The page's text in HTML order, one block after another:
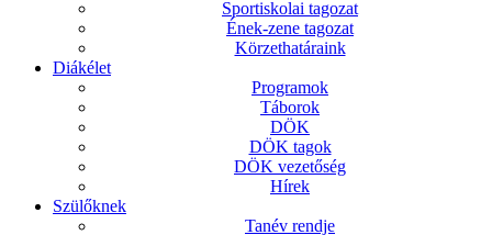
Sportiskolai tagozat
Ének-zene tagozat
Körzethatáraink
Diákélet
Programok
Táborok
DÖK
DÖK tagok
DÖK vezetőség
Hírek
Szülőknek
Tanév rendje